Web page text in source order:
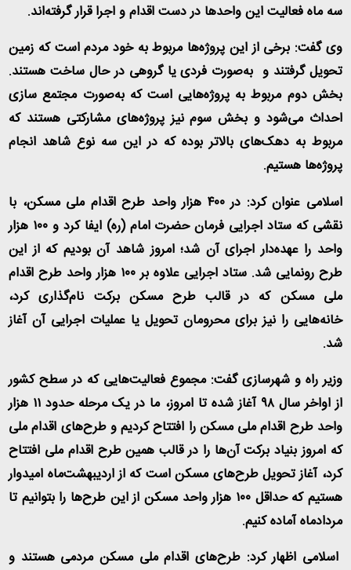
سه ماه فعالیت این‌ واحدها در دست اقدام و اجرا قرار گرفته‌اند.
وی گفت: برخی از این پروژه‌ها مربوط به خود مردم است که زمین
تحویل گرفتند و به‌صورت فردی یا گروهی در حال ساخت هستند.
بخش دوم مربوط به پروژه‌هایی است که به‌صورت مجتمع سازی
احداث می‌شود و بخش سوم نیز پروژه‌های مشارکتی هستند که
مربوط به دهک‌های بالاتر بوده که در این سه نوع شاهد انجام
پروژه‌‌ها هستیم.
اسلامی عنوان کرد: در ۴۰۰ هزار واحد طرح اقدام ملی مسکن، با
نقشی که ستاد اجرایی فرمان حضرت امام (ره) ایفا کرد و ۱۰۰ هزار
واحد را عهده‌دار اجرای آن شد؛ امروز شاهد آن بودیم که از این
طرح رونمایی شد. ستاد اجرایی علاوه بر ۱۰۰ هزار واحد طرح اقدام
ملی مسکن که در قالب طرح مسکن برکت نام‌گذاری کرد،
خانه‌هایی را نیز برای محرومان تحویل یا عملیات اجرایی آن آغاز
شد.
وزیر راه و شهرسازی گفت: مجموع فعالیت‌هایی که در سطح کشور
از اواخر سال ۹۸ آغاز شده تا امروز، ما در یک مرحله حدود ۱۱ هزار
واحد طرح اقدام ملی مسکن را افتتاح کردیم و طرح‌های اقدام ملی
که امروز بنیاد برکت آن‌ها را در قالب همین طرح اقدام ملی افتتاح
کرد، آغاز تحویل طرح‌های مسکن است که از اردیبهشت‌ماه امیدوار
هستیم که حداقل ۱۰۰ هزار واحد مسکن از این طرح‌ها را بتوانیم تا
مردادماه آماده کنیم.
اسلامی اظهار کرد: طرح‌های اقدام ملی مسکن مردمی هستند و